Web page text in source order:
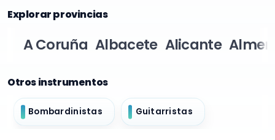
Explorar provincias
A Coruña Albacete Alicante
Otros instrumentos
Bombardinistas Guitarristas